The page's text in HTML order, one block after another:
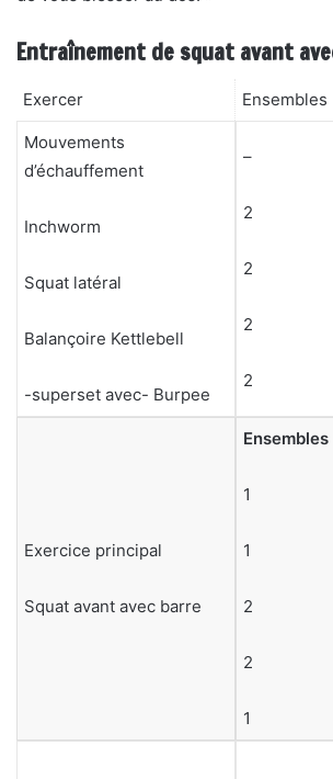
Entraînement de squat avant
Exercer Ensembles
Mouvements
d’échauffement
Inchworm
Squat latéral
Balançoire Kettlebell
-superset avec- Burpee
–
2
2
2
2
Exercice principal
Squat avant avec barre
Ensembles
1
1
2
2
1